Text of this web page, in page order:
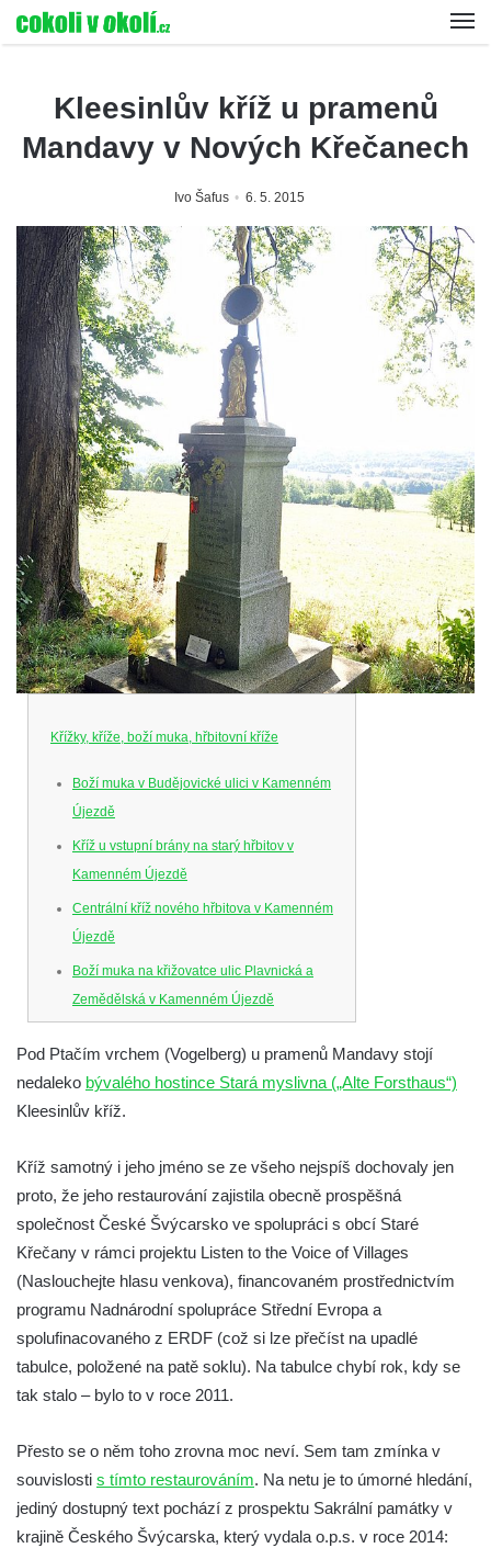
Kleesinlův kříž u pramenů
Mandavy v Nových Křečanech
Ivo Šafus 6. 5. 2015
Křížky, kříže, boží muka, hřbitovní kříže
Boží muka v Budějovické ulici v Kamenném
Újezdě
Kříž u vstupní brány na starý hřbitov v
Kamenném Újezdě
Centrální kříž nového hřbitova v Kamenném
Újezdě
Boží muka na křižovatce ulic Plavnická a
Zemědělská v Kamenném Újezdě
v Kamenném Újezdě
Kříž na křižovatce ulic 5. května a Dělnická
Kříž v Dělnické ulici v Kamenném Újezdě
Boží muka na křižovatce ulic Latrán a K
Malší ve Velešíně
Centrální kříž hřbitova ve Velešíně
Kříž u kostela svatého Václava ve Velešíně
Kříž u brány na hřbitov ve Velešíně
Kříž na zahradě domu čp. 127 v Římově
Kříž u fary v Římově
Boží muka u hřbitova v Římově
Kříž na návsi v Dolním Třeboníně
Pod Ptačím vrchem (Vogelberg) u pramenů Mandavy stojí
nedaleko bývalého hostince Stará myslivna („Alte Forsthaus“)
Kleesinlův kříž.
Kříž samotný i jeho jméno se ze všeho nejspíš dochovaly jen
proto, že jeho restaurování zajistila obecně prospěšná
společnost České Švýcarsko ve spolupráci s obcí Staré
Křečany v rámci projektu Listen to the Voice of Villages
(Naslouchejte hlasu venkova), financovaném prostřednictvím
programu Nadnárodní spolupráce Střední Evropa a
spolufinacovaného z ERDF (což si lze přečíst na upadlé
tabulce, položené na patě soklu). Na tabulce chybí rok, kdy se
tak stalo – bylo to v roce 2011.
Přesto se o něm toho zrovna moc neví. Sem tam zmínka v
souvislosti s tímto restaurováním. Na netu je to úmorné hledání,
jediný dostupný text pochází z prospektu Sakrální památky v
krajině Českého Švýcarska, který vydala o.p.s. v roce 2014: